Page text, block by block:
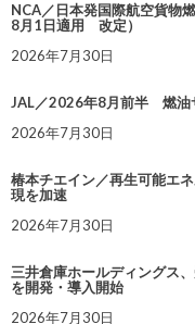
NCA／日本発国際航空貨物
8月1日適用 改定）
2026年7月30日
JAL／2026年8月前半 燃油
2026年7月30日
椿本チエイン／再生可能エ
現を加速
2026年7月30日
三井倉庫ホールディングス
を開発・導入開始
2026年7月30日